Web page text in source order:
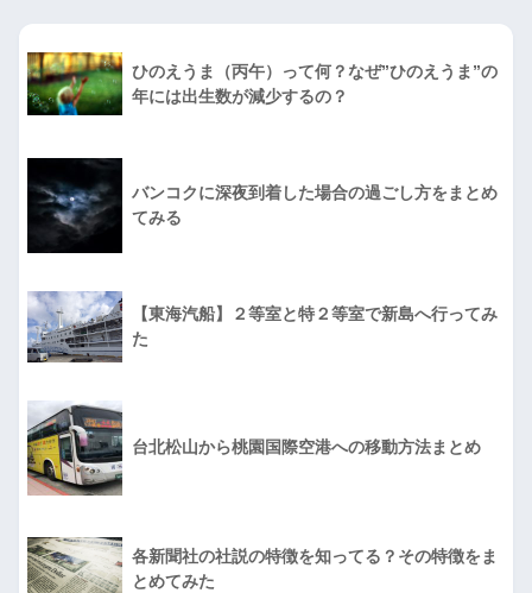
ひのえうま（丙午）って何？なぜ”ひのえうま”の
年には出生数が減少するの？
バンコクに深夜到着した場合の過ごし方をまとめ
てみる
【東海汽船】２等室と特２等室で新島へ行ってみ
た
台北松山から桃園国際空港への移動方法まとめ
各新聞社の社説の特徴を知ってる？その特徴をま
とめてみた